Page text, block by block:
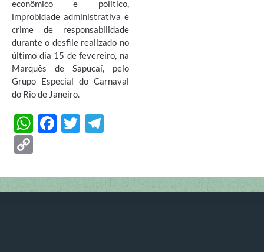
econômico e político,
improbidade administrativa e
crime de responsabilidade
durante o desfile realizado no
último dia 15 de fevereiro, na
Marquês de Sapucaí, pelo
Grupo Especial do Carnaval
do Rio de Janeiro.
W
s
A
F
b
o
T
er gr
a
p